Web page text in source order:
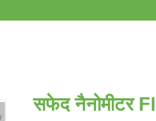
सफेद नैनोमीटर